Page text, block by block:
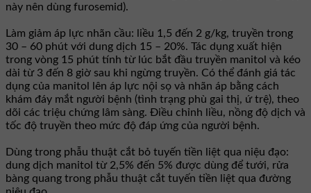
này nên dùng furosemid).
Làm giảm áp lực nhãn cầu: liều 1,5 đến 2 g/kg, truyền trong
30 – 60 phút với dung dịch 15 – 20%. Tác dụng xuất hiện
trong vòng 15 phút tính từ lúc bắt đầu truyền manitol và kéo
dài từ 3 đến 8 giờ sau khi ngừng truyền. Có thể đánh giá tác
dụng của manitol lên áp lực nội sọ và nhãn áp bằng cách
khám đáy mắt người bệnh (tình trạng phù gai thị, ứ trệ), theo
dõi các triệu chứng lâm sàng. Điều chỉnh liều, nồng độ dịch và
tốc độ truyền theo mức độ đáp ứng của người bệnh.
Dùng trong phẫu thuật cắt bỏ tuyến tiền liệt qua niệu đạo:
dung dịch manitol từ 2,5% đến 5% được dùng để tưới, rửa
bàng quang trong phẫu thuật cắt tuyến tiền liệt qua đường